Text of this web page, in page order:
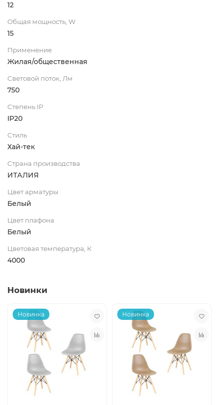
12
Общая мощность, W
15
Применение
Жилая/общественная
Световой поток, Лм
750
Степень IP
IP20
Стиль
Хай-тек
Страна производства
ИТАЛИЯ
Цвет арматуры
Белый
Цвет плафона
Белый
Цветовая температура, К
4000
Новинки
Новинка Новинка